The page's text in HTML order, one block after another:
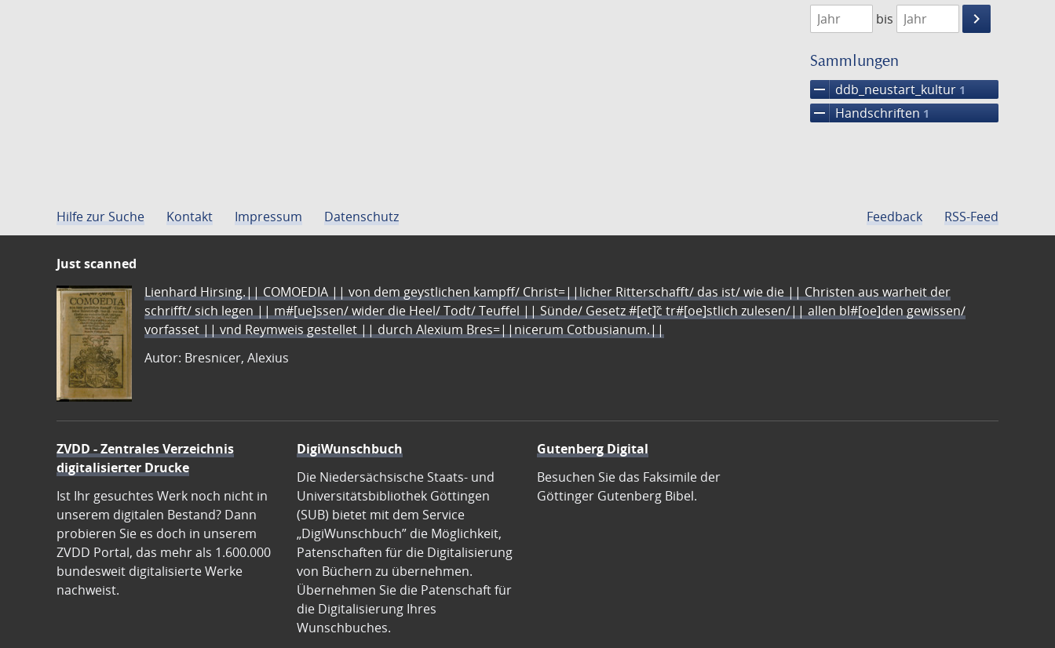
1474
1475
bis
keyboard_arrow_right
Suche
Sammlungen
remove ddb_neustart_kultur 1
remove Handschriften 1
Hilfe zur Suche Kontakt Impressum Datenschutz Feedback RSS-Feed
Just scanned
Lienhard Hirsing.|| COMOEDIA || von dem geystlichen kampff/ Christ=||licher Ritterschafft/ das ist/ wie die || Christen aus warheit der
schrifft/ sich legen || m#[ue]ssen/ wider die Heel/ Todt/ Teuffel || Sünde/ Gesetz #[et]c̃ tr#[oe]stlich zulesen/|| allen bl#[oe]den gewissen/
vorfasset || vnd Reymweis gestellet || durch Alexium Bres=||nicerum Cotbusianum.||
Autor: Bresnicer, Alexius
ZVDD - Zentrales Verzeichnis
digitalisierter Drucke
Ist Ihr gesuchtes Werk noch nicht in
unserem digitalen Bestand? Dann
probieren Sie es doch in unserem
ZVDD Portal, das mehr als 1.600.000
bundesweit digitalisierte Werke
nachweist.
DigiWunschbuch
Die Niedersächsische Staats- und
Universitätsbibliothek Göttingen
(SUB) bietet mit dem Service
„DigiWunschbuch” die Möglichkeit,
Patenschaften für die Digitalisierung
von Büchern zu übernehmen.
Übernehmen Sie die Patenschaft für
die Digitalisierung Ihres
Wunschbuches.
Gutenberg Digital
Besuchen Sie das Faksimile der
Göttinger Gutenberg Bibel.